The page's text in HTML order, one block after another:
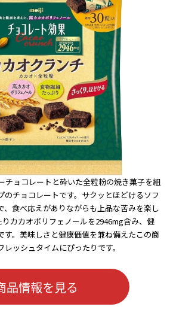
チョコレートと砕いた全粒粉の焼き菓子を組
のチョコレートです。サクッとほどけるソフ
、食べ応えがありながらも上品な苦みを楽し
カカオポリフェノールを2946mg含み、健
す。美味しさと健康価値を兼ね備えたこの商
ッシュタイムにぴったりです。
品情報を見る